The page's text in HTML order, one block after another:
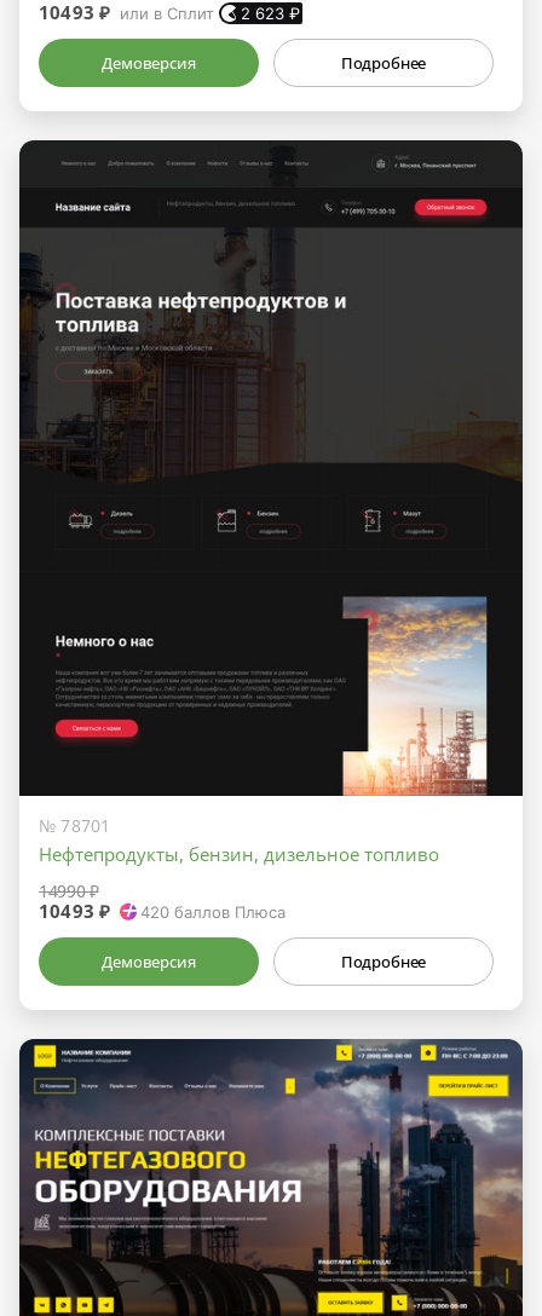
10493 ₽ или в Сплит 2 623 ₽
Демоверсия Подробнее
№ 78701
Нефтепродукты, бензин, дизельное топливо
14990 ₽
10493 ₽ 420 баллов Плюса
Демоверсия Подробнее